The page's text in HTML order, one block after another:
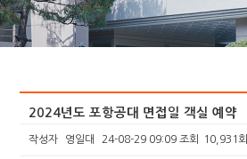
2024년도 포항공대 면접일 객실 예약
작성자 영일대 24-08-29 09:09 조회 10,931회